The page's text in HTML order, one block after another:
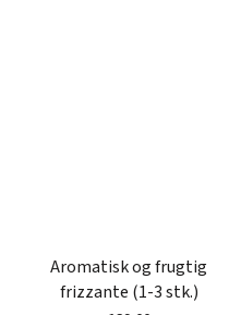
Aromatisk og frugtig
frizzante (1-3 stk.)